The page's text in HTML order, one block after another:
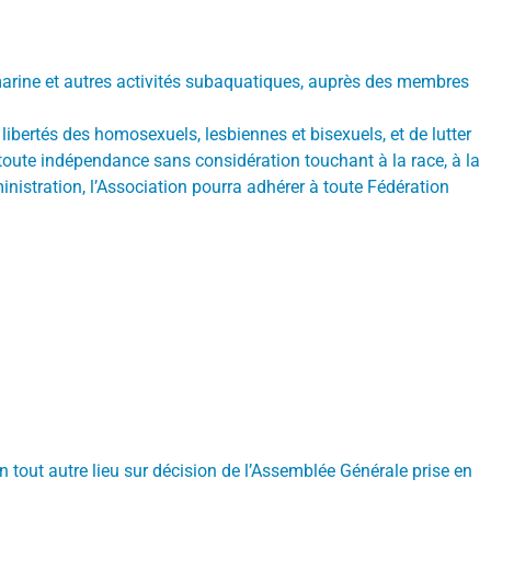
et autres activités subaquatiques, auprès des membres
des homosexuels, lesbiennes et bisexuels, et de lutter
indépendance sans considération touchant à la race, à la
l’Association pourra adhérer à toute Fédération
autre lieu sur décision de l’Assemblée Générale prise en